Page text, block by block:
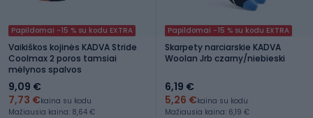
Papildomai -15 % su kodu EXTRA
Vaikiškos kojinės KADVA Stride
Coolmax 2 poros tamsiai
mėlynos spalvos
9,09 €
7,73 €kaina su kodu
Mažiausia kaina: 8,64 €
Papildomai -15 % su kodu EXTRA
Skarpety narciarskie KADVA
Woolan Jrb czarny/niebieski
6,19 €
5,26 €kaina su kodu
Mažiausia kaina: 6,19 €